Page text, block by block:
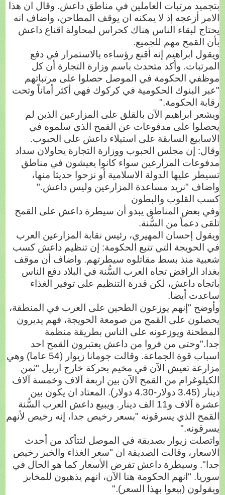
بتجميد مرتبات العاملين في مناطق داعش. وقال ان هذا
الامر أزعجه إذ لا يمكنه ان يوقف المطاحن، واضاف انه
يحتاج لبقاء الناس هناك كحراس لمحاولة اقناع داعش
بأن القمح مهم للجميع.
ويقول ابراهيم إنه أقنع رؤساءه بالاستمرار في دفع
المرتبات. وأكد متحدث باسم وزارة التجارة أن كل
موظفي الحكومة في الموصل حصلوا على مرتباتهم
"عبر البنوك الحكومية في كركوك فهي أكثر أماناً وتحت
رقابة الحكومة."
ويشعر ابراهيم الآن بالقلق على المزارعين الذين لم
يحصلوا على مدفوعات عن القمح الذي سلموه في
الاسابيع السابقة على استيلاء داعش على الحبوب.
وقال: إن مجلس الحبوب ووزارة التجارة يحاولان سداد
مدفوعات المزارعين سواء كانوا يعيشون في مناطق
تسيطر عليها الدولة الاسلامية أو نزحوا حديثا منها،
واضاف "نريد مساعدة المزارعين وليس داعش."
كسب القلوب والبطون
وفي بعض المناطق يبدو أن سيطرة داعش على القمح
تلقى دعماً من السُّنة.
ويقول إحسان المهيري، رئيس نقابة المزارعين العرب
في الحويجة التي تتبع الحكومة: إن تنظيم داعش كسب
شعبية منذ بسط مقاتلوه سيطرتهم. واضاف أن موقف
بغداد الرافض تجاه العرب السُّنة في البلاد دفع الناس
باتجاه داعش، لكن قدرة التنظيم على توفير الغذاء
ساعدت أيضا.
وأوضح "إنهم يوزعون الطحين على العرب في المنطقة،
يحصلون على القمح من صومعة الحويجة، فهم يديرون
المطحنة ويوزعونه على الناس بطريقة منظمة
جدا."وحتى من فروا من داعش يعتبرون القمح احد
اسباب قوة الجماعة. وقالت جومانا زيوار (54 عاما) وهي
مزارعة تعيش الآن في مخيم بحركة خارج اربيل "ثمن
الكيلوغرام من القمح الآن بين اربعة آلاف وخمسة آلاف
دينار (3.45 دولار-4.30 دولار). المعتاد ان يكون بين
عشرة آلاف و11 الف دينار. ويبيع داعش العرب السُّنة
القمح الذي يسرقونه "بسعر رخيص جدا، إنه رخيص لأنهم
يسرقونه."
واتصلت زيوار بصديقة في الموصل لتتأكد من أحدث
الاسعار، وقالت الصديقة ان "سعر الغذاء والخبز رخيص
جدا". وسيطرة داعش تفرض الأسعار كما هو الحال في
سوريا. "انهم الحكومة هنا الآن، انهم يذهبون للمخابز
ويقولون (بيعوا بهذا السعر)."